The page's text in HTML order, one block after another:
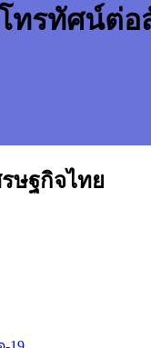
ทรทัศน์ต่
ษฐกิจไทย